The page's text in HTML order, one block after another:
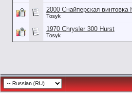
2000 Снайперская
Tosyk
1970 Chrysler 300 Hurst
Tosyk